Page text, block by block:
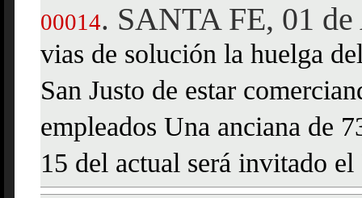
00014. SANTA FE, 01
vias de solución la huelga
San Justo de estar
empleados Una anciana de
15 del actual será invitado el